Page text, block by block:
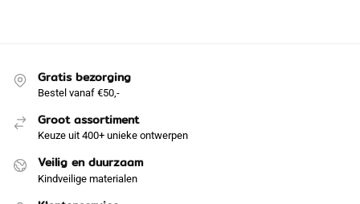
Gratis bezorging
Bestel vanaf €50,-
Groot assortiment
Keuze uit 400+ unieke ontwerpen
Veilig en duurzaam
Kindveilige materialen